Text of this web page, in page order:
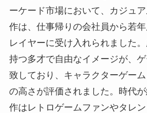
ーケード市場において、カジュ
作は、仕事帰りの会社員から若
レイヤーに受け入れられました
持つ多才で自由なイメージが、
致しており、キャラクターゲー
の高さが評価されました。時代
作はレトロゲームファンやタレ